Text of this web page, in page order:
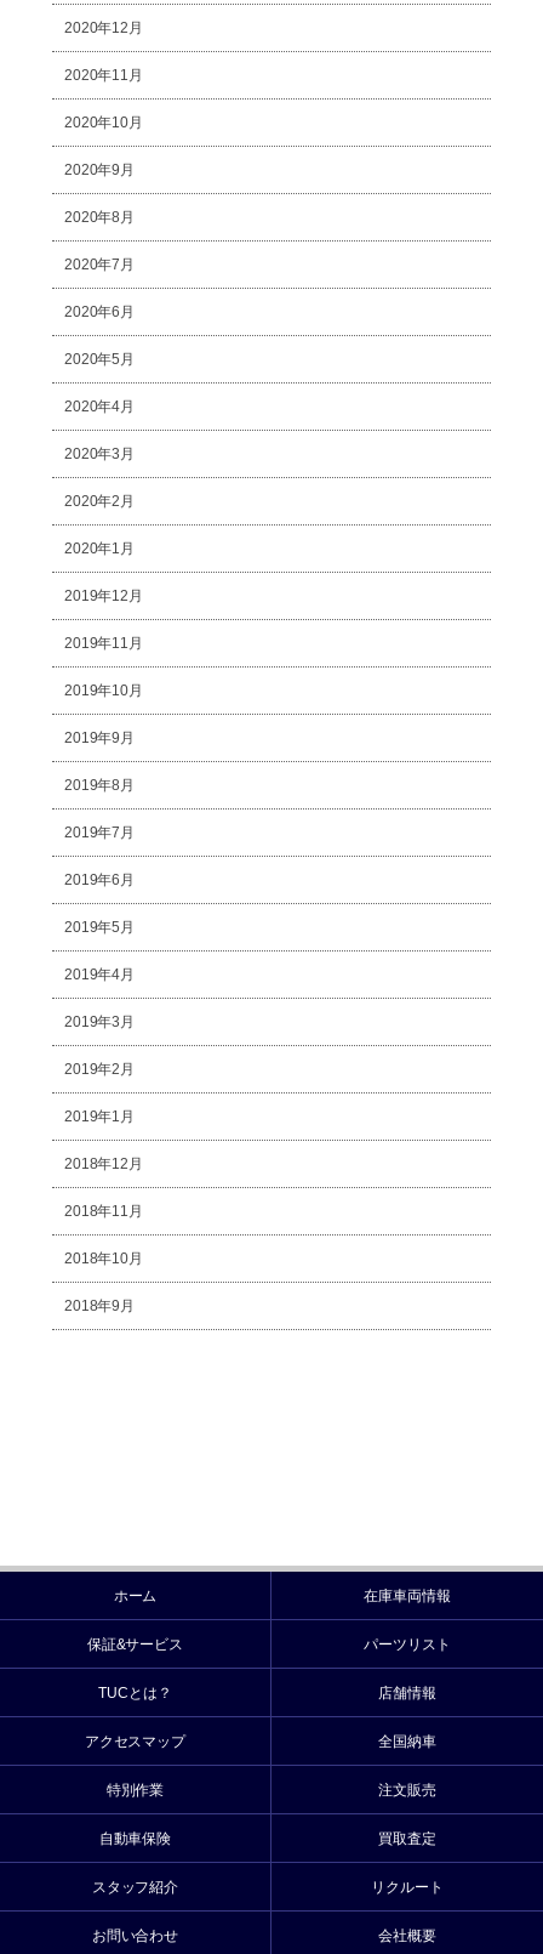
2020年12月
2020年11月
2020年10月
2020年9月
2020年8月
2020年7月
2020年6月
2020年5月
2020年4月
2020年3月
2020年2月
2020年1月
2019年12月
2019年11月
2019年10月
2019年9月
2019年8月
2019年7月
2019年6月
2019年5月
2019年4月
2019年3月
2019年2月
2019年1月
2018年12月
2018年11月
2018年10月
2018年9月
ホーム 在庫車両情報
保証&サービス パーツリスト
TUCとは？ 店舗情報
アクセスマップ 全国納車
特別作業 注文販売
自動車保険 買取査定
スタッフ紹介 リクルート
お問い合わせ 会社概要